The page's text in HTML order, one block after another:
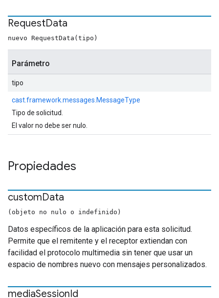
RequestData
nuevo RequestData(tipo)
Parámetro
tipo
cast.framework.messages.MessageType
Tipo de solicitud.
El valor no debe ser nulo.
Propiedades
customData
(objeto no nulo o indefinido)
Datos específicos de la aplicación para esta solicitud.
Permite que el remitente y el receptor extiendan con
facilidad el protocolo multimedia sin tener que usar un
espacio de nombres nuevo con mensajes personalizados.
mediaSessionId